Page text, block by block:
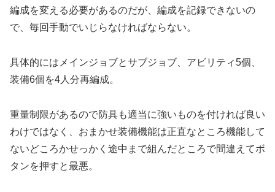
編成を変える必要があるのだが、編成を記録できないの
で、毎回手動でいじらなければならない。
具体的にはメインジョブとサブジョブ、アビリティ5個、
装備6個を4人分再編成。
重量制限があるので防具も適当に強いものを付ければ良い
わけではなく、おまかせ装備機能は正直なところ機能して
ないどころかせっかく途中まで組んだところで間違えてボ
タンを押すと最悪。